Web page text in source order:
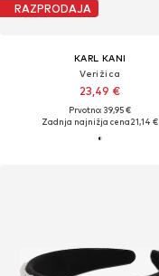
RAZPRODAJA
KARL KANI
Verižica
23,49 €
Prvotno: 39,95 €
Zadnja najnižja cena21,14 €